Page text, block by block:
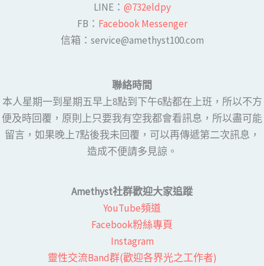
LINE​： @732eldpy
FB：​ Facebook Messenger
​​信箱：service@amethyst100.com
聯絡時間
本人星期一到星期五早上8點到下午6點都在上班，所以不方
便及時回覆，原則上只要我有空我都會看訊息，所以盡可能
留言，如果晚上7點後我未回覆，可以再傳遞第二次訊息，
造成不便請多見諒。
Amethyst社群歡迎大家追蹤
YouTube頻道
Facebook粉絲專頁​
Instagram
靈性交流Band群(歡迎各界光之工作者)​